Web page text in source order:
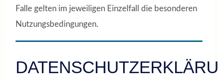
Falle gelten im jeweiligen Einzelfall die besonderen
Nutzungsbedingungen.